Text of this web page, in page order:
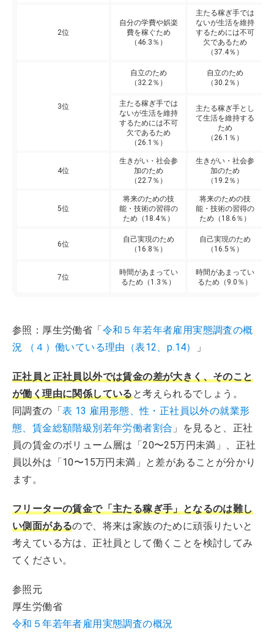
2位
自分の学費や娯楽
費を稼ぐため
（46.3％）
主たる稼ぎ手では
ないが生活を維持
するためには不可
欠であるため
（37.4％）
3位
自立のため
（32.2％）
自立のため
（30.2％）
主たる稼ぎ手では
ないが生活を維持
するためには不可
欠であるため
（26.1％）
主たる稼ぎ手とし
て生活を維持する
ため
（26.1％）
4位
生きがい・社会参
加のため
（22.7％）
生きがい・社会参
加のため
（19.2％）
5位
将来のための技
能・技術の習得の
ため（18.4％）
将来のための技
能・技術の習得の
ため（18.6％）
6位
自己実現のため
（16.8％）
自己実現のため
（16.5％）
7位
時間があまってい
るため（1.3％）
時間があまってい
るため（9.0％）
参照：厚生労働省「令和５年若年者雇用実態調査の概
況 （４）働いている理由（表12、p.14）
」
正社員と正社員以外では賃金の差が大きく、そのこと
が働く理由に関係していると考えられるでしょう。
同調査の「表 13 雇用形態、性・正社員以外の就業形
態、賃金総額階級別若年労働者割合 」を見ると、正社
員の賃金のボリューム層は「20〜25万円未満」、正社
員以外は「10〜15万円未満」と差があることが分かり
ます。
フリーターの賃金で「主たる稼ぎ手」となるのは難し
い側面があるので、将来は家族のために頑張りたいと
考えている方は、正社員として働くことを検討してみ
てください。
参照元
厚生労働省
令和５年若年者雇用実態調査の概況